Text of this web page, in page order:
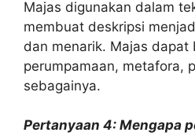
Majas digunakan dalam
membuat deskripsi
dan menarik. Majas dapat
perumpamaan, metafora,
sebagainya.
Pertanyaan 4: Mengapa